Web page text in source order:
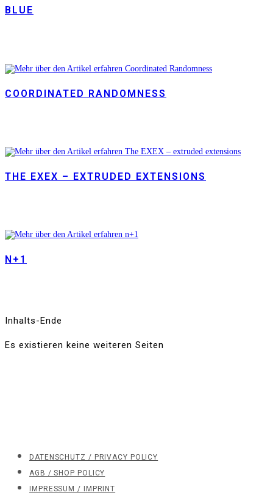
BLUE
COORDINATED RANDOMNESS
THE EXEX – EXTRUDED EXTENSIONS
N+1
Inhalts-Ende
Es existieren keine weiteren Seiten
DATENSCHUTZ / PRIVACY POLICY
AGB / SHOP POLICY
IMPRESSUM / IMPRINT